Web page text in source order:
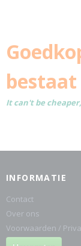
It can't be
INFORMATIE
Contact
Over ons
Voorwaarden /